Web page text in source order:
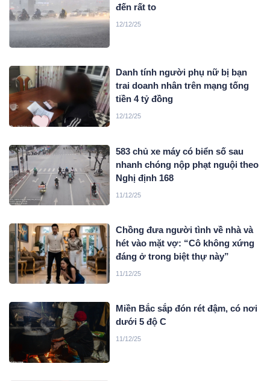
đến rất to
12/12/25
Danh tính người phụ nữ bị bạn
trai doanh nhân trên mạng tống
tiền 4 tỷ đồng
12/12/25
583 chủ xe máy có biển số sau
nhanh chóng nộp phạt nguội theo
Nghị định 168
11/12/25
Chồng đưa người tình về nhà và
hét vào mặt vợ: “Cô không xứng
đáng ở trong biệt thự này”
11/12/25
Miền Bắc sắp đón rét đậm, có nơi
dưới 5 độ C
11/12/25